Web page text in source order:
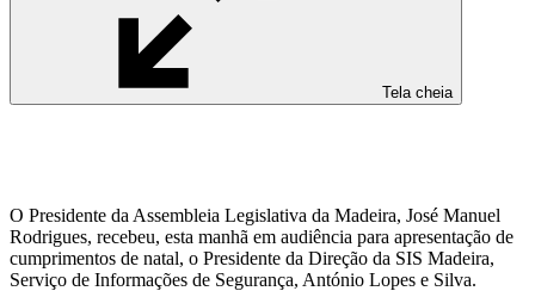
Tela cheia
O Presidente da Assembleia Legislativa da Madeira, José Manuel
Rodrigues, recebeu, esta manhã em audiência para apresentação de
cumprimentos de natal, o Presidente da Direção da SIS Madeira,
Serviço de Informações de Segurança, António Lopes e Silva.